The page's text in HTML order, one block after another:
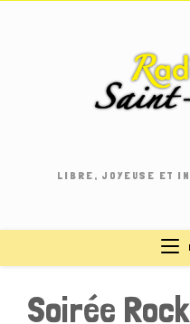
LIBRE, JOYEUSE ET
Soirée